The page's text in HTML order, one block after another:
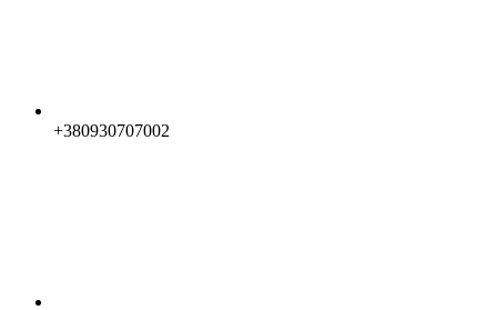
+380930707002